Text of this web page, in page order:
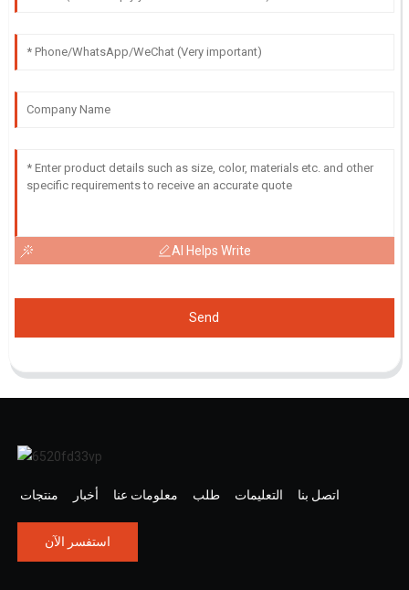
AI Helps Write
Send
منتجات أخبار معلومات عنا طلب التعليمات اتصل بنا
استفسر الآن